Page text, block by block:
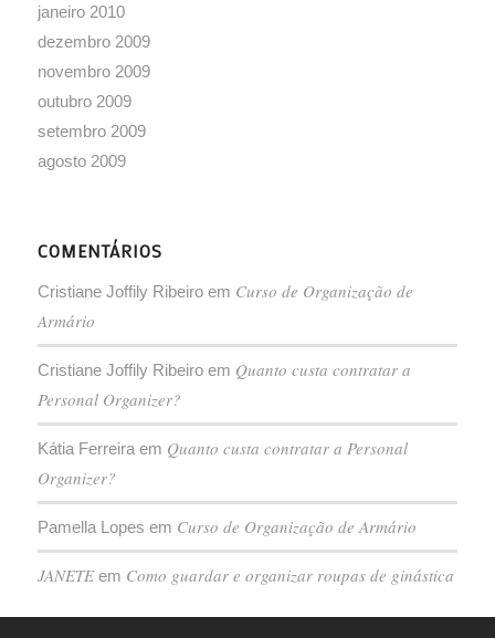
janeiro 2010
dezembro 2009
novembro 2009
outubro 2009
setembro 2009
agosto 2009
COMENTÁRIOS
Cristiane Joffily Ribeiroem Curso de Organização de
Armário
Cristiane Joffily Ribeiroem Quanto custa contratar a
Personal Organizer?
Kátia Ferreiraem Quanto custa contratar a Personal
Organizer?
Pamella Lopes em Curso de Organização de Armário
JANETEem Como guardar e organizar roupas de ginástica